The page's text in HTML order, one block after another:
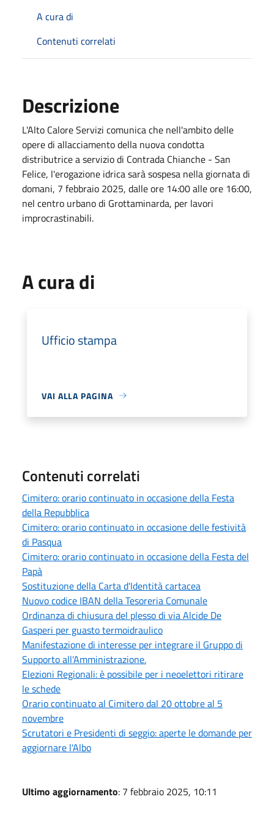
A cura di
Contenuti correlati
Descrizione
L'Alto Calore Servizi comunica che nell'ambito delle
opere di allacciamento della nuova condotta
distributrice a servizio di Contrada Chianche - San
Felice, l'erogazione idrica sarà sospesa nella giornata di
domani, 7 febbraio 2025, dalle ore 14:00 alle ore 16:00,
nel centro urbano di Grottaminarda, per lavori
improcrastinabili.
A cura di
Ufficio stampa
VAI ALLA PAGINA
Contenuti correlati
Cimitero: orario continuato in occasione della Festa
della Repubblica
Cimitero: orario continuato in occasione delle festività
di Pasqua
Cimitero: orario continuato in occasione della Festa del
Papà
Sostituzione della Carta d'Identità cartacea
Nuovo codice IBAN della Tesoreria Comunale
Ordinanza di chiusura del plesso di via Alcide De
Gasperi per guasto termoidraulico
Manifestazione di interesse per integrare il Gruppo di
Supporto all'Amministrazione.
Elezioni Regionali: è possibile per i neoelettori ritirare
le schede
Orario continuato al Cimitero dal 20 ottobre al 5
novembre
Scrutatori e Presidenti di seggio: aperte le domande per
aggiornare l'Albo
Ultimo aggiornamento: 7 febbraio 2025, 10:11